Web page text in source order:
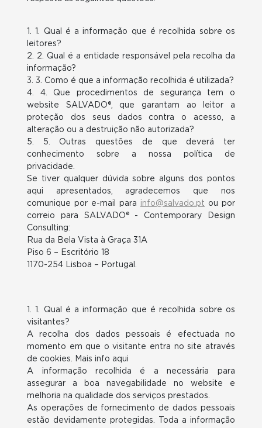
1. 1. Qual é a informação que é recolhida sobre os
leitores?
2. 2. Qual é a entidade responsável pela recolha da
informação?
3. 3. Como é que a informação recolhida é utilizada?
4. 4. Que procedimentos de segurança tem o
website SALVADO®, que garantam ao leitor a
proteção dos seus dados contra o acesso, a
alteração ou a destruição não autorizada?
5. 5. Outras questões de que deverá ter
conhecimento sobre a nossa política de
privacidade.
Se tiver qualquer dúvida sobre alguns dos pontos
aqui apresentados, agradecemos que nos
comunique por e-mail para info@salvado.pt ou por
correio para SALVADO® - Contemporary Design
Consulting:
Rua da Bela Vista à Graça 31A
Piso 6 – Escritório 18
1170-254 Lisboa – Portugal.
1. 1. Qual é a informação que é recolhida sobre os
visitantes?
A recolha dos dados pessoais é efectuada no
momento em que o visitante entra no site através
de cookies. Mais info aqui
A informação recolhida é a necessária para
assegurar a boa navegabilidade no website e
melhoria na qualidade dos serviços prestados.
As operações de fornecimento de dados pessoais
estão devidamente protegidas. Toda a informação